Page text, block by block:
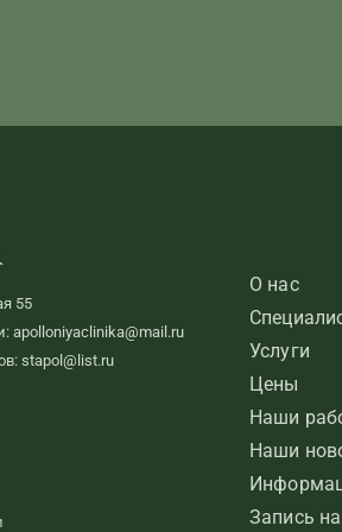
55
apolloniyaclinika@mail.ru
stapol@list.ru
О нас
Услуги
Цены
Наши
Наши
Запись